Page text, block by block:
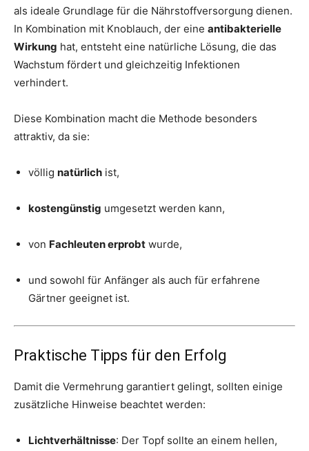
als ideale Grundlage für die Nährstoffversorgung dienen.
In Kombination mit Knoblauch, der eine antibakterielle
Wirkung hat, entsteht eine natürliche Lösung, die das
Wachstum fördert und gleichzeitig Infektionen
verhindert.
Diese Kombination macht die Methode besonders
attraktiv, da sie:
völlig natürlich ist,
kostengünstig umgesetzt werden kann,
von Fachleuten erprobt wurde,
und sowohl für Anfänger als auch für erfahrene
Gärtner geeignet ist.
Praktische Tipps für den Erfolg
Damit die Vermehrung garantiert gelingt, sollten einige
zusätzliche Hinweise beachtet werden:
Lichtverhältnisse: Der Topf sollte an einem hellen,